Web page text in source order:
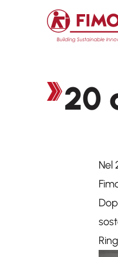
Torna alla pagina
20
Nel